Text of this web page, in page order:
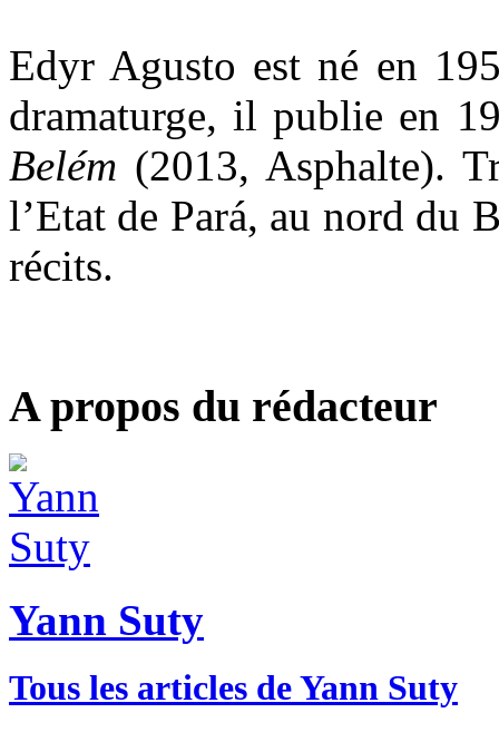
Edyr Agusto est né en
dramaturge, il publie en
Belém (2013, Asphalte).
l’Etat de Pará, au nord du
récits.
A propos du rédacteur
Yann Suty
Tous les articles de Yann Suty